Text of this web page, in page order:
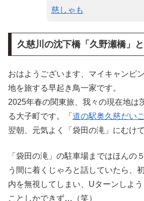
慈しゃも
久慈川の沈下橋「久野瀬橋」
おはようございます、マイキャンピ
地を旅する早起き鳥一家です。
2025年春の関東旅、我々の現在地は
る大子町です。「 道の駅奥久慈だい
翌朝、元気よく「袋田の滝」にむけ
「袋田の滝」の駐車場まではほんの
う間に着くじゃろと話していたら、
内を無視してしまい、Uターンしよ
ことしかできず…（笑）